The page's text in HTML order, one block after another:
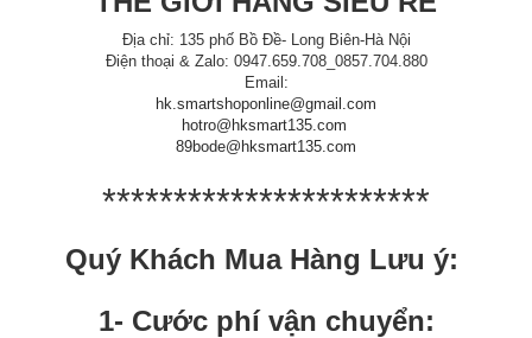
Địa chỉ: 135 phố Bồ Đề- Long Biên-Hà Nội
Điện thoại & Zalo: 0947.659.708_0857.704.880
Email:
hk.smartshoponline@gmail.com
hotro@hksmart135.com
89bode@hksmart135.com
***********************
Quý Khách Mua Hàng Lưu ý:
1- Cước phí vận chuyển: